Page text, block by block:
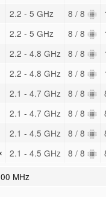
2.2 - 5 GHz 8 / 8
2.2 - 5 GHz 8 / 8
2.2 - 4.8 GHz 8 / 8
2.2 - 4.8 GHz 8 / 8
2.1 - 4.7 GHz 8 / 8
2.1 - 4.7 GHz 8 / 8
2.1 - 4.5 GHz 8 / 8
2.1 - 4.5 GHz 8 / 8
MHz